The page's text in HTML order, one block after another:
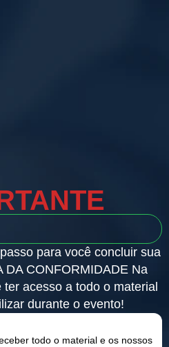
para você concluir sua
DA CONFORMIDADE Na
acesso a todo o material
durante o evento!
todo o material e os nossos